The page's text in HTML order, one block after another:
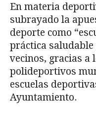
En materia
subrayado la
deporte como
práctica saludable
vecinos, gracias a
polideportivos
escuelas
Ayuntamiento.